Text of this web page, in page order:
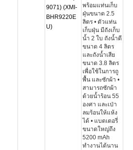
9071) (XMI-
BHR9220E
U)
พร้อมแท่นเก็บ
ฝุ่นขนาด 2.5
ลิตร • ตัวแท่น
เก็บฝุ่น มีถังเก็บ
น้ำ 2 ใบ ถังน้ำดี
ขนาด 4 ลิตร
และถังน้ำเสีย
ขนาด 3.8 ลิตร
เพื่อใช้ในการถู
พื้น และซักผ้า •
สามารถซักผ้า
ด้วยน้ำร้อน 55
องศา และเป่า
ลมร้อนให้แห้ง
ได้ • แบตเตอรี่
ขนาดใหญ่ถึง
5200 mAh
ทำงานได้นาน